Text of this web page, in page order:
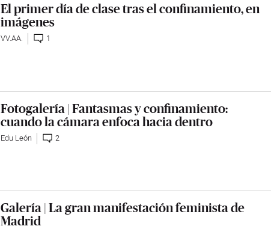
El primer día de clase tras el confinamiento, en
imágenes
VV.AA. 1
Fotogalería | Fantasmas y confinamiento:
cuando la cámara enfoca hacia dentro
Edu León 2
Galería | La gran manifestación feminista de
Madrid